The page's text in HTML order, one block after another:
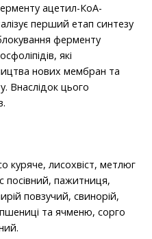
ацетил-КоА-
перший етап синтезу
ферменту
які
нових мембран та
Внаслідок цього
куряче, лисохвіст, метлюг
пажитниця,
повзучий, свинорій,
та ячменю, сорго